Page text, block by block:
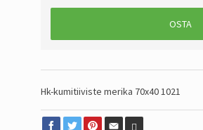
OSTA
Hk-kumitiiviste merika 70x40 1021